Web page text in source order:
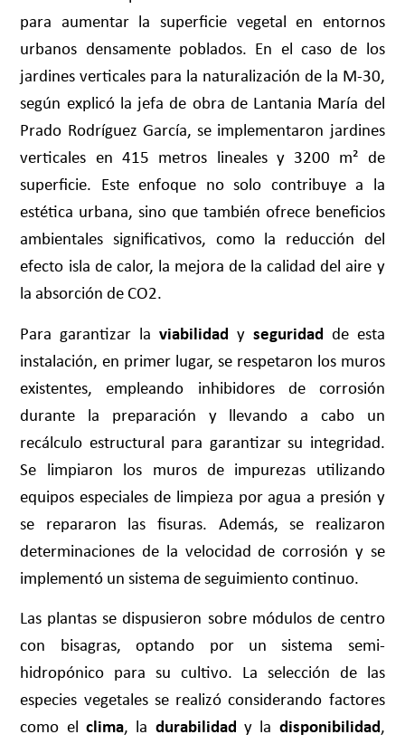
para aumentar la superficie vegetal en entornos
urbanos densamente poblados. En el caso de los
jardines verticales para la naturalización de la M-30,
según explicó la jefa de obra de Lantania María del
Prado Rodríguez García, se implementaron jardines
verticales en 415 metros lineales y 3200 m² de
superficie. Este enfoque no solo contribuye a la
estética urbana, sino que también ofrece beneficios
ambientales significativos, como la reducción del
efecto isla de calor, la mejora de la calidad del aire y
la absorción de CO2.
Para garantizar laviabilidad y seguridad de esta
instalación, en primer lugar, se respetaron los muros
existentes, empleando inhibidores de corrosión
durante la preparación y llevando a cabo un
recálculo estructural para garantizar su integridad.
Se limpiaron los muros de impurezas utilizando
equipos especiales de limpieza por agua a presión y
se repararon las fisuras. Además, se realizaron
determinaciones de la velocidad de corrosión y se
implementó un sistema de seguimiento continuo.
Las plantas se dispusieron sobre módulos de centro
con bisagras, optando por un sistema semi-
hidropónico para su cultivo. La selección de las
especies vegetales se realizó considerando factores
como elclima, la durabilidad y la disponibilidad,